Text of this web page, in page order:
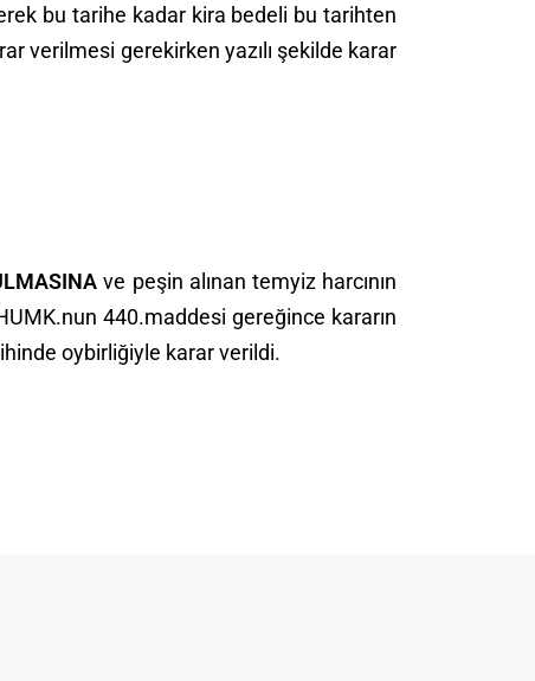
bu tarihe kadar kira bedeli bu tarihten
verilmesi gerekirken yazılı şekilde karar
ve peşin alınan temyiz harcının
440.maddesi gereğince kararın
oybirliğiyle karar verildi.